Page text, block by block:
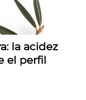
la acidez
el perfil